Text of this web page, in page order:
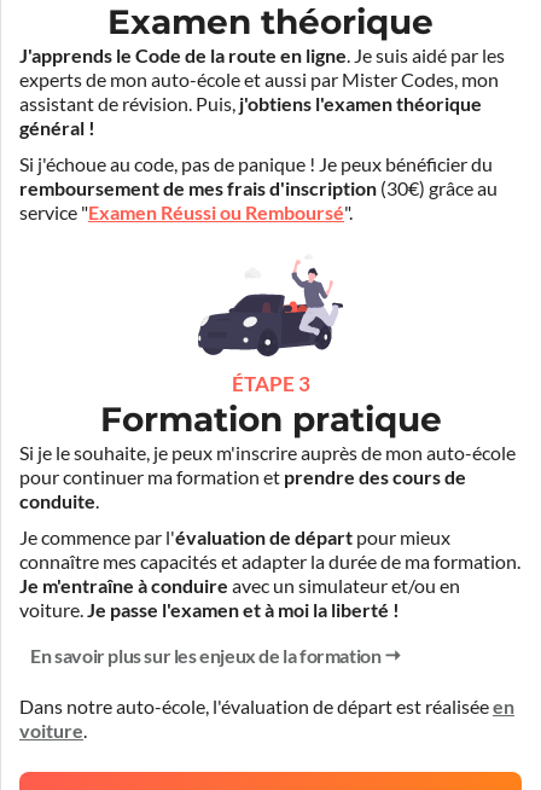
Examen théorique
J'apprends le Code de la route en ligne. Je suis aidé par les
experts de mon auto-école et aussi par Mister Codes, mon
assistant de révision. Puis, j'obtiens l'examen théorique
général !
Si j'échoue au code, pas de panique ! Je peux bénéficier du
remboursement de mes frais d'inscription (30€) grâce au
service "Examen Réussi ou Remboursé".
ÉTAPE 3
Formation pratique
Si je le souhaite, je peux m'inscrire auprès de mon auto-école
pour continuer ma formation et prendre des cours de
conduite.
Je commence par l'évaluation de départ pour mieux
connaître mes capacités et adapter la durée de ma formation.
Je m'entraîne à conduire avec un simulateur et/ou en
voiture.Je passe l'examen et à moi la liberté !
En savoir plus sur les enjeux de la formation
Dans notre auto-école, l'évaluation de départ est réaliséeen
voiture.